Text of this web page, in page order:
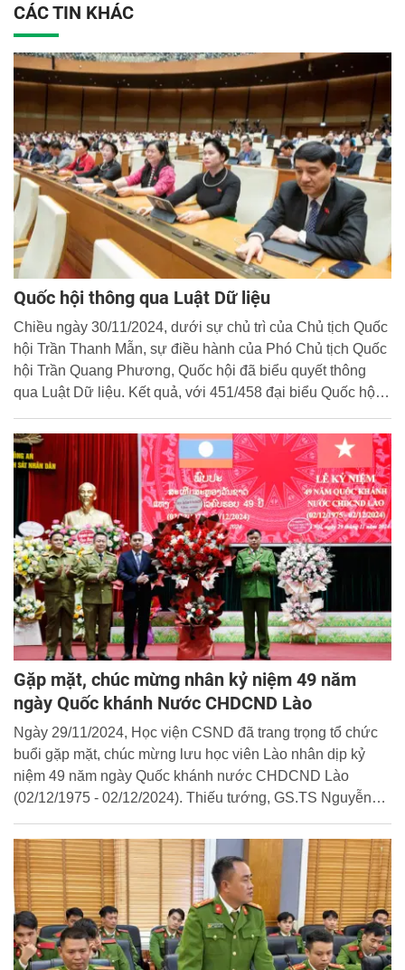
CÁC TIN KHÁC
Quốc hội thông qua Luật Dữ liệu
Chiều ngày 30/11/2024, dưới sự chủ trì của Chủ tịch Quốc
hội Trần Thanh Mẫn, sự điều hành của Phó Chủ tịch Quốc
hội Trần Quang Phương, Quốc hội đã biểu quyết thông
qua Luật Dữ liệu. Kết quả, với 451/458 đại biểu Quốc hội
(ĐBQH) tham gia biểu quyết tán thành, chiếm 94.15% tổng
số ĐBQH, Quốc hội đã thông qua Luật Dữ liệu, qua đó
từng bước thiết lập thị trường dữ liệu, thúc đẩy chuyển đổi
số Quốc gia.
Gặp mặt, chúc mừng nhân kỷ niệm 49 năm
ngày Quốc khánh Nước CHDCND Lào
Ngày 29/11/2024, Học viện CSND đã trang trọng tổ chức
buổi gặp mặt, chúc mừng lưu học viên Lào nhân dịp kỷ
niệm 49 năm ngày Quốc khánh nước CHDCND Lào
(02/12/1975 - 02/12/2024). Thiếu tướng, GS.TS Nguyễn